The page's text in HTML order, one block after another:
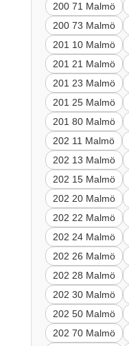
200 71 Malmö
200 73 Malmö
201 10 Malmö
201 21 Malmö
201 23 Malmö
201 25 Malmö
201 80 Malmö
202 11 Malmö
202 13 Malmö
202 15 Malmö
202 20 Malmö
202 22 Malmö
202 24 Malmö
202 26 Malmö
202 28 Malmö
202 30 Malmö
202 50 Malmö
202 70 Malmö